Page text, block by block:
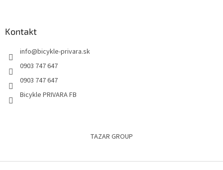
Kontakt
info@bicykle-privara.sk
0903 747 647
0903 747 647
Bicykle PRIVARA FB
TAZAR GROUP